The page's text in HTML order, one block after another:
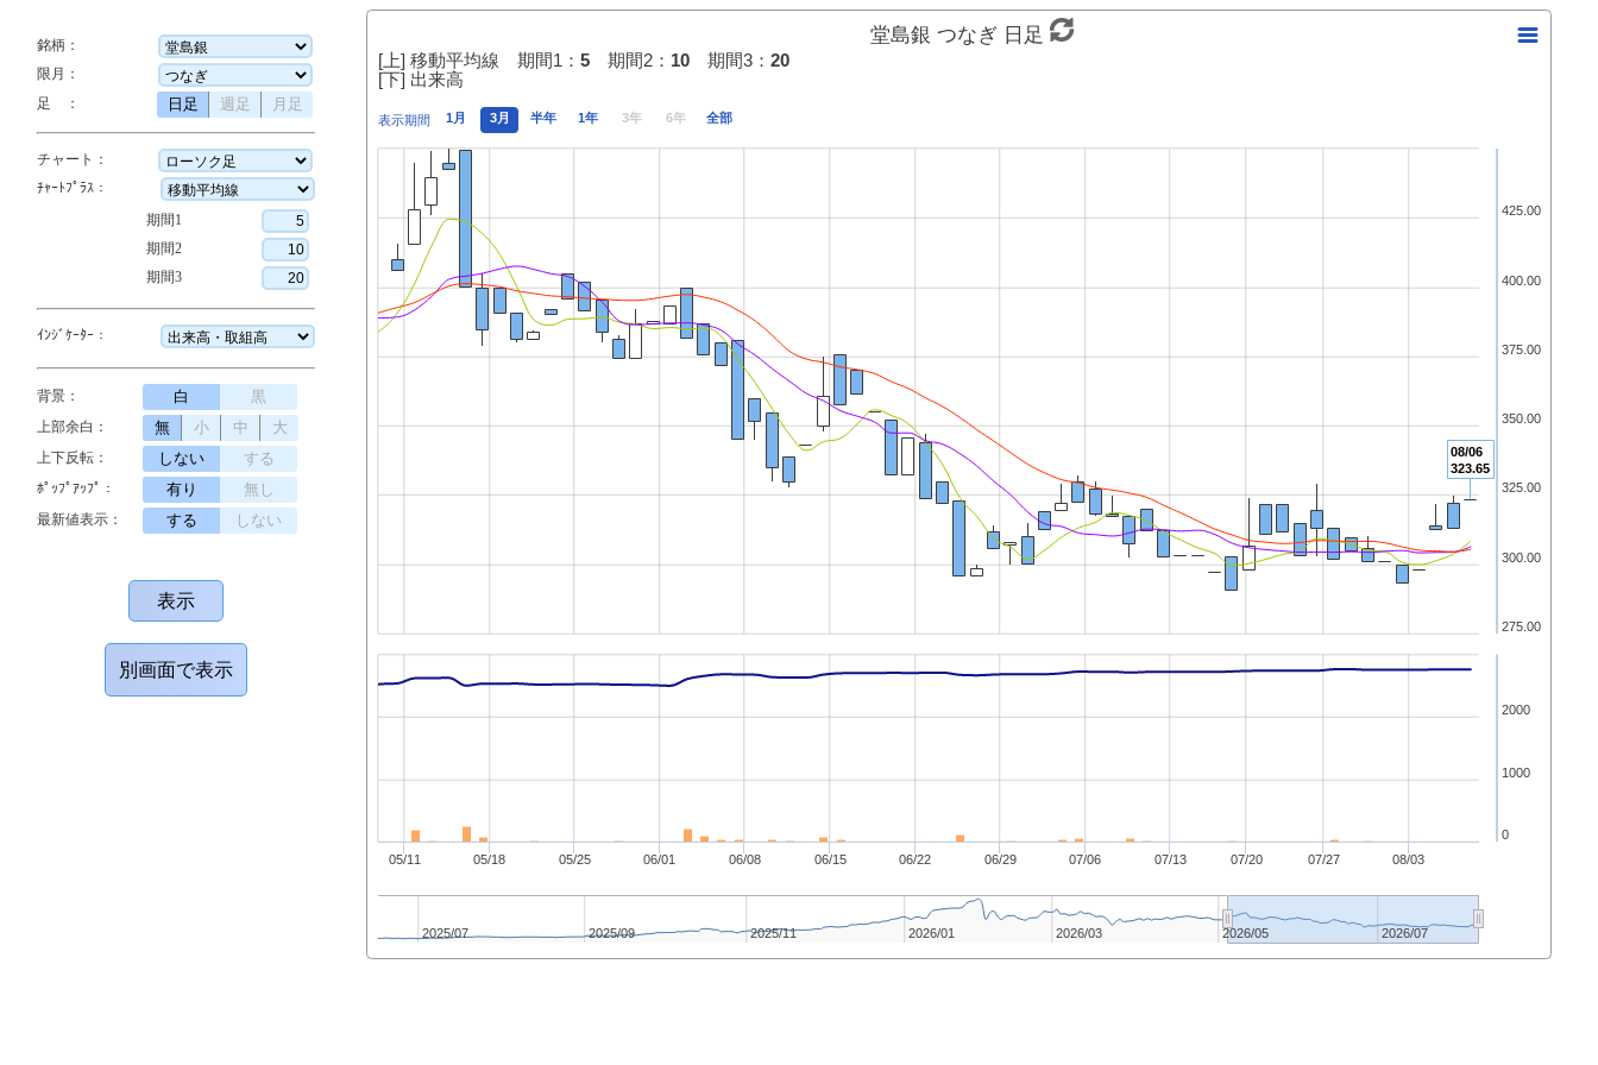
銘柄：
限月：
足 ：
日足 週足 月足
チャート：
ﾁｬｰﾄﾌﾟﾗｽ：
期間1
期間2
期間3
ｲﾝｼﾞｹｰﾀｰ：
背景： 白 黒
上部余白： 無 小 中 大
上下反転： しない する
ﾎﾟｯﾌﾟｱｯﾌﾟ： 有り 無し
最新値表示： する しない
表示期間 1月 3月 半年 1年 3年 6年 全部
08/06
323.65
05/11 05/18 05/25 06/01 06/08 06/15 06/22 06/29 07/06 07/13 07/20 07/27 08/03
2025/07 2025/09 2025/11 2026/01 2026/03 2026/05 2026/07
275.00
300.00
325.00
350.00
375.00
400.00
425.00
0
1000
2000
堂島銀 つなぎ 日足
[上] 移動平均線 期間1： 5 期間2： 10 期間3： 20
[下] 出来高